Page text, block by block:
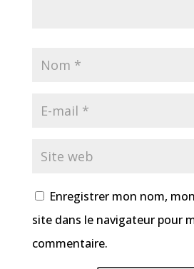
Enregistrer mon nom,
site dans le navigateur pour
commentaire.